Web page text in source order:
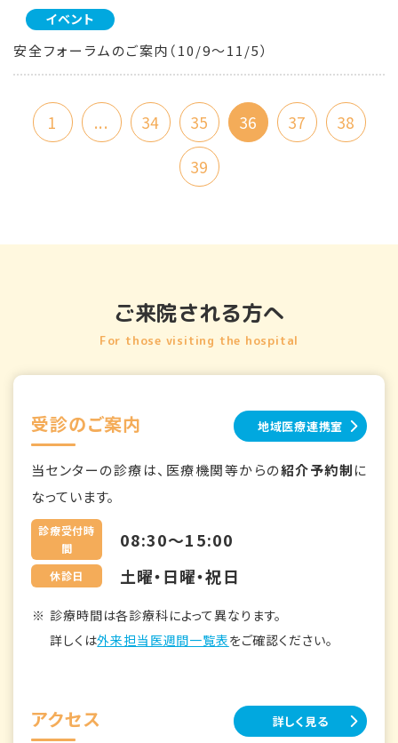
イベント
安全フォーラムのご案内（10/9～11/5）
1 ... 34 35 36 37
38
39
ご来院される方へ
For those visiting the hospital
受診のご案内 地域医療連携室
当センターの診療は、医療機関等からの紹介予約制に
なっています。
診療受付時
間
08:30～15:00
休診日 土曜・日曜・祝日
診療時間は各診療科によって異なります。
詳しくは外来担当医週間一覧表をご確認ください。
アクセス 詳しく見る